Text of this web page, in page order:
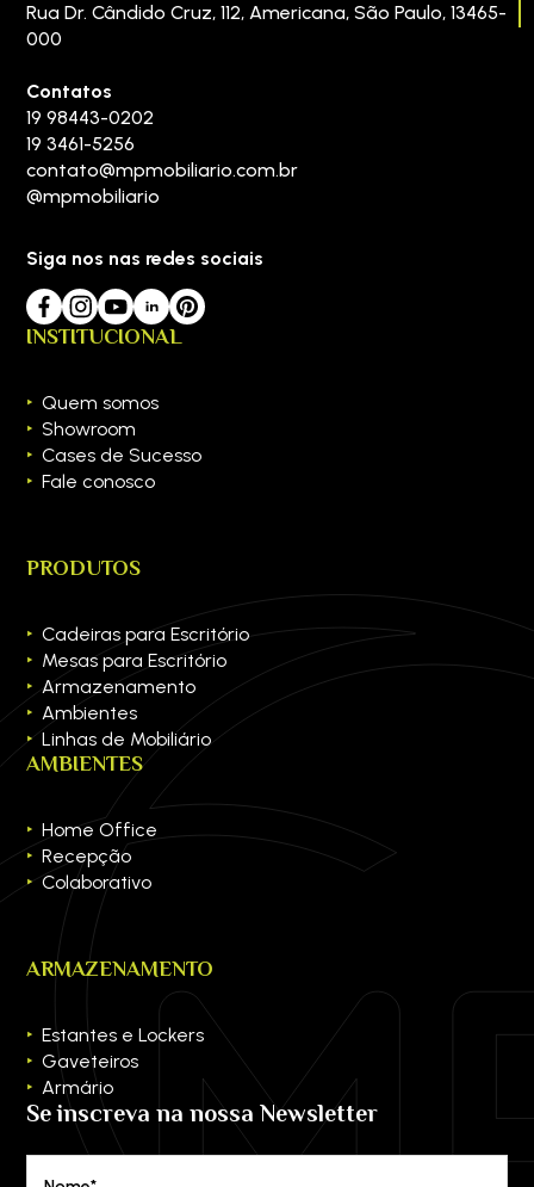
Rua Dr. Cândido Cruz, 112,Americana,São Paulo,13465-
000
Contatos
19 98443-0202
19 3461-5256
contato@mpmobiliario.com.br
@mpmobiliario
Siga nos nas redes sociais
INSTITUCIONAL
Quem somos
Showroom
Cases de Sucesso
Fale conosco
PRODUTOS
Cadeiras para Escritório
Mesas para Escritório
Armazenamento
Ambientes
Linhas de Mobiliário
AMBIENTES
Home Office
Recepção
Colaborativo
ARMAZENAMENTO
Estantes e Lockers
Gaveteiros
Armário
Se inscreva na nossa Newsletter